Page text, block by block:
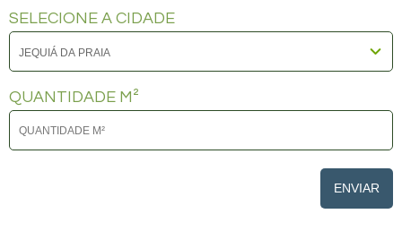
SELECIONE A CIDADE
QUANTIDADE M²
ENVIAR